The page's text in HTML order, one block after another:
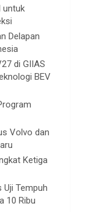
untuk
Delapan
di GIIAS
BEV
Volvo dan
Ketiga
Uji Tempuh
10 Ribu